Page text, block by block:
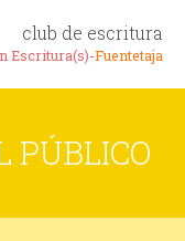
club de escritura
Escritura(s)-Fuentetaja
PÚBLICO